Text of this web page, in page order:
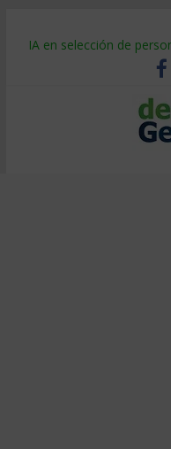
Despido silencioso: qué
IA en selección de
Trabajo forzoso en la
Stablecoins para